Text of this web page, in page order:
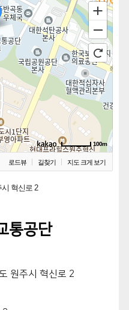
100m
로드뷰 길찾기 지도 크게 보기
혁신로 2
통공단
원주시 혁신로 2